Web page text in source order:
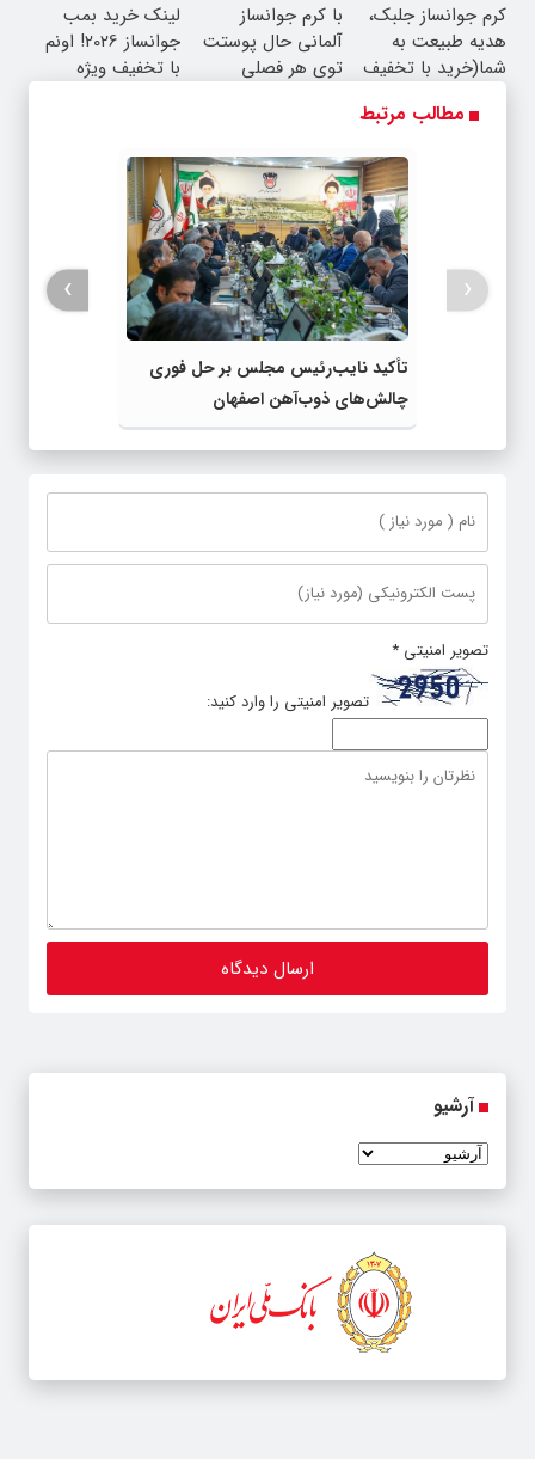
کن
کرم جوانساز جلبک،
هدیه طبیعت به
شما(خرید با تخفیف
با کرم جوانساز
آلمانی حال پوستت
توی هر فصلی
لینک خرید بمب
جوانساز 2026! اونم
با تخفیف ویژه
مطالب مرتبط
تأکید نایب‌رئیس مجلس بر حل فوری
چالش‌های ذوب‌آهن اصفهان
‹
›
تصویر امنیتی *
تصویر امنیتی را وارد کنید:
آرشیو